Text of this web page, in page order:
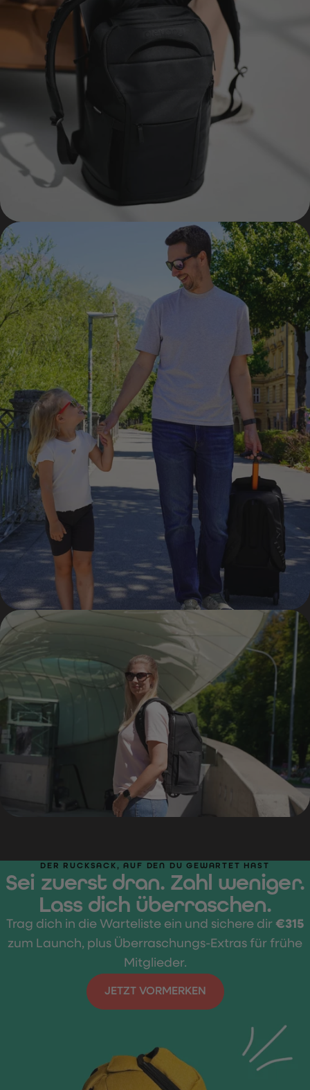
DER RUCKSACK, AUF DEN DU GEWARTET HAST
Sei zuerst dran. Zahl weniger.
Lass dich überraschen.
Trag dich in die Warteliste ein und sichere dir €315
zum Launch, plus Überraschungs-Extras für frühe
Mitglieder.
JETZT VORMERKEN